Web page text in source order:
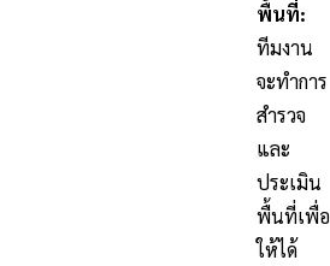
พื้นที่:
ทีมงาน
จะทำการ
สำรวจ
และ
ประเมิน
พื้นที่เพื่อ
ให้ได้